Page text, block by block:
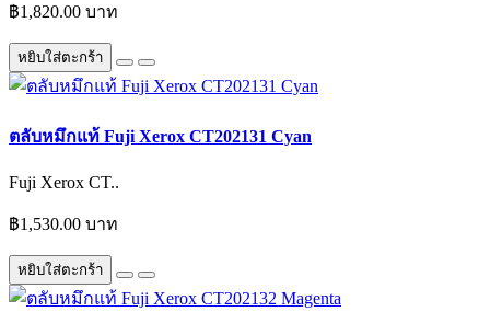
฿1,820.00 บาท
หยิบใส่ตะกร้า
ตลับหมึกแท้ Fuji Xerox CT202131 Cyan
Fuji Xerox CT..
฿1,530.00 บาท
หยิบใส่ตะกร้า